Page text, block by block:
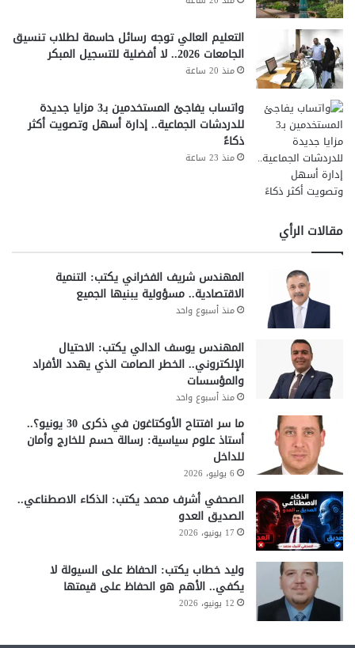
التعليم العالي توجه رسائل حاسمة لطلاب تنسيق
الجامعات 2026.. لا أفضلية للتسجيل المبكر
منذ 20 ساعة
واتساب يفاجئ المستخدمين بـ3 مزايا جديدة
للدردشات الجماعية.. إدارة أسهل وتصويت أكثر
ذكاءً
منذ 23 ساعة
مقالات الرأي
المهندس شريف الفخراني يكتب: التنمية
الاقتصادية.. مسؤولية يبنيها الجميع
منذ أسبوع واحد
المهندس يوسف الدالي يكتب: الاحتيال
الإلكتروني.. الخطر الصامت الذي يهدد الأفراد
والمؤسسات
منذ أسبوع واحد
ما سر افتتاح الأوكتاغون في ذكرى 30 يونيو؟..
أستاذ علوم سياسية: رسالة حسم للخارج وأمان
للداخل
6 يوليو، 2026
الصحفي أشرف محمد يكتب: الذكاء الاصطناعي..
الصديق العدو
17 يونيو، 2026
وليد خطاب يكتب: الحفاظ على السيولة لا
يكفي.. الأهم هو الحفاظ على قيمتها
12 يونيو، 2026